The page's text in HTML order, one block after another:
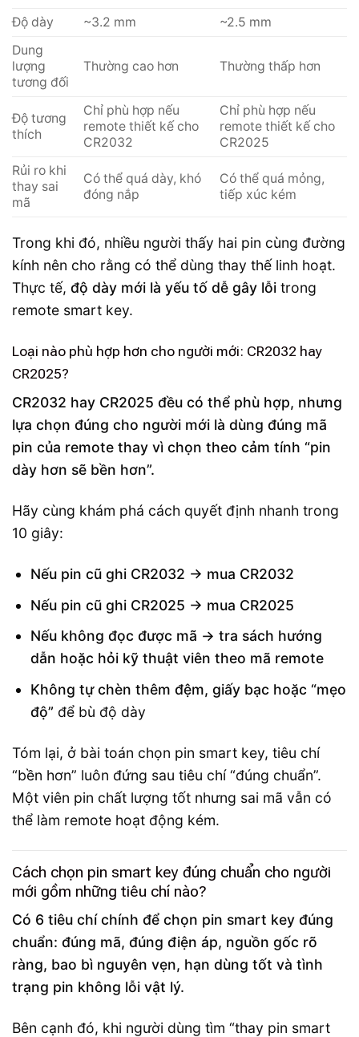
Độ dày
~3.2 mm
~2.5 mm
Dung
lượng
tương đối
Thường cao hơn Thường thấp hơn
Độ tương
thích
Chỉ phù hợp nếu
remote thiết kế cho
CR2032
Chỉ phù hợp nếu
remote thiết kế cho
CR2025
Rủi ro khi
thay sai
mã
Có thể quá dày, khó
đóng nắp
Có thể quá mỏng,
tiếp xúc kém
Trong khi đó, nhiều người thấy hai pin cùng đường
kính nên cho rằng có thể dùng thay thế linh hoạt.
Thực tế, độ dày mới là yếu tố dễ gây lỗi trong
remote smart key.
Loại nào phù hợp hơn cho người mới: CR2032 hay
CR2025?
CR2032 hay CR2025 đều có thể phù hợp, nhưng
lựa chọn đúng cho người mới là dùng đúng mã
pin của remote thay vì chọn theo cảm tính “pin
dày hơn sẽ bền hơn”.
Hãy cùng khám phá cách quyết định nhanh trong
10 giây:
Nếu pin cũ ghi CR2032 → mua CR2032
Nếu pin cũ ghi CR2025 → mua CR2025
Nếu không đọc được mã → tra sách hướng
dẫn hoặc hỏi kỹ thuật viên theo mã remote
Không tự chèn thêm đệm, giấy bạc hoặc “mẹo
độ” để bù độ dày
Tóm lại, ở bài toán chọn pin smart key, tiêu chí
“bền hơn” luôn đứng sau tiêu chí “đúng chuẩn”.
Một viên pin chất lượng tốt nhưng sai mã vẫn có
thể làm remote hoạt động kém.
Cách chọn pin smart key đúng chuẩn cho người
mới gồm những tiêu chí nào?
Có 6 tiêu chí chính để chọn pin smart key đúng
chuẩn: đúng mã, đúng điện áp, nguồn gốc rõ
ràng, bao bì nguyên vẹn, hạn dùng tốt và tình
trạng pin không lỗi vật lý.
Bên cạnh đó, khi người dùng tìm “thay pin smart